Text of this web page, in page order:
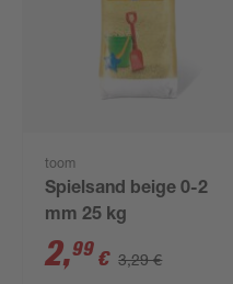
toom
Spielsand beige 0-2
mm 25 kg
2,99 € 3,29 €